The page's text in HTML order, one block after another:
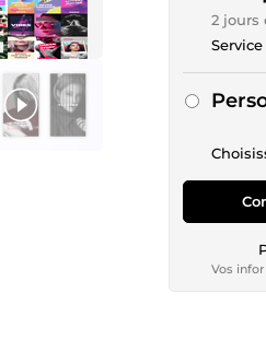
2 jours
Vos